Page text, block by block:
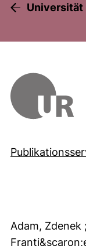
Universität
Adam, Zdenek